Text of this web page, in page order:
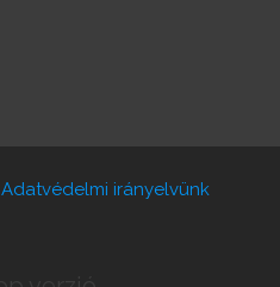
Adatvédelmi irányelvünk